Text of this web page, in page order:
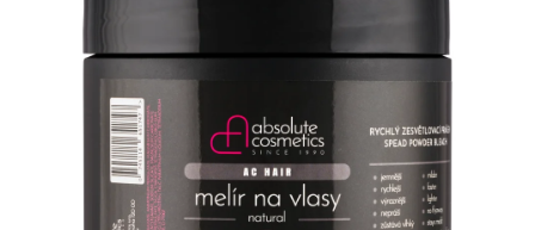
hvězdiček.